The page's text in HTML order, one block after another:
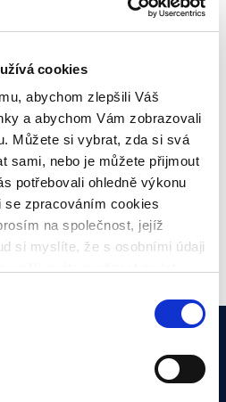
cookies
abychom zlepšili Váš
a abychom Vám zobrazovali
Můžete si vybrat, zda si svá
sami, nebo je můžete přijmout
potřebovali ohledně výkonu
zpracováním cookies
na společnost, jejíž
si myslíte, že s osobními údaji
obrátíte přímo na nás a
obratem vyřešit. Svoje
změnit v zápatí stránky
druhy a jaká bude
ČLÁNKY
naše články?